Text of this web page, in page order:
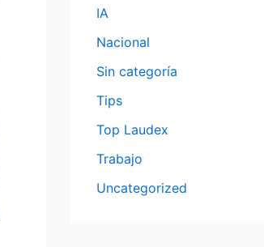
IA
Nacional
Sin categoría
Tips
Top Laudex
Trabajo
Uncategorized